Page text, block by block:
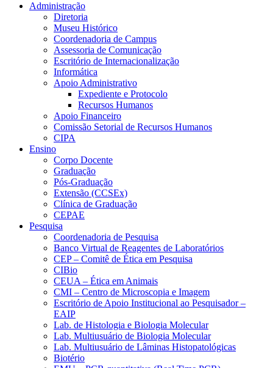
Administração
Diretoria
Museu Histórico
Coordenadoria de Campus
Assessoria de Comunicação
Escritório de Internacionalização
Informática
Apoio Administrativo
Expediente e Protocolo
Recursos Humanos
Apoio Financeiro
Comissão Setorial de Recursos Humanos
CIPA
Ensino
Corpo Docente
Graduação
Pós-Graduação
Extensão (CCSEx)
Clínica de Graduação
CEPAE
Pesquisa
Coordenadoria de Pesquisa
Banco Virtual de Reagentes de Laboratórios
CEP – Comitê de Ética em Pesquisa
CIBio
CEUA – Ética em Animais
CMI – Centro de Microscopia e Imagem
Escritório de Apoio Institucional ao Pesquisador –
EAIP
Lab. de Histologia e Biologia Molecular
Lab. Multiusuário de Biologia Molecular
Lab. Multiusuário de Lâminas Histopatológicas
Biotério